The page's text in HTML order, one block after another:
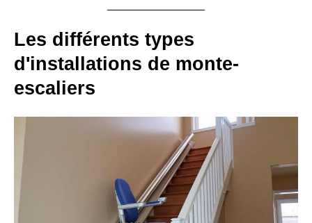
Les différents types
d'installations de monte-
escaliers